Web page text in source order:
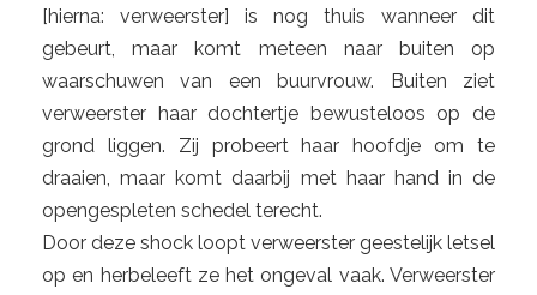
[hierna: verweerster] is nog thuis wanneer dit
gebeurt, maar komt meteen naar buiten op
waarschuwen van een buurvrouw. Buiten ziet
verweerster haar dochtertje bewusteloos op de
grond liggen. Zij probeert haar hoofdje om te
draaien, maar komt daarbij met haar hand in de
opengespleten schedel terecht.
Door deze shock loopt verweerster geestelijk letsel
op en herbeleeft ze het ongeval vaak. Verweerster